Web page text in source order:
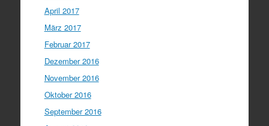
April 2017
März 2017
Februar 2017
Dezember 2016
November 2016
Oktober 2016
September 2016